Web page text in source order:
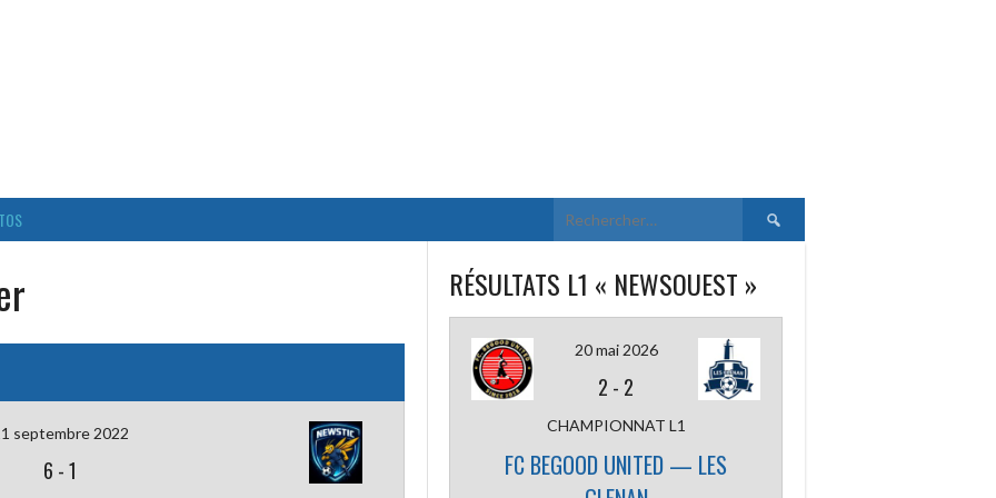
Rechercher :
septembre 2022
6 -1
RÉSULTATS L1 « NEWSOUEST »
20 mai 2026
2 - 2
CHAMPIONNAT L1
FC BEGOOD UNITED — LES